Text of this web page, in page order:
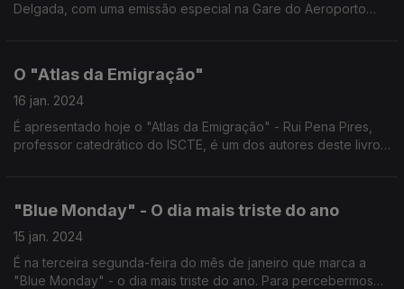
Delgada, com uma emissão especial na Gare do Aeroporto
O "Atlas da Emigração"
16 jan. 2024
É apresentado hoje o "Atlas da Emigração" - Rui Pena Pires,
professor catedrático do ISCTE, é um dos autores deste livro
"Blue Monday" - O dia mais triste do ano
15 jan. 2024
É na terceira segunda-feira do mês de janeiro que marca a
"Blue Monday" - o dia mais triste do ano. Para percebermos